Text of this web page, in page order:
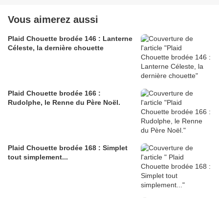
Vous aimerez aussi
Plaid Chouette brodée 146 : Lanterne
Céleste, la dernière chouette
Plaid Chouette brodée 166 :
Rudolphe, le Renne du Père Noël.
Plaid Chouette brodée 168 : Simplet
tout simplement...